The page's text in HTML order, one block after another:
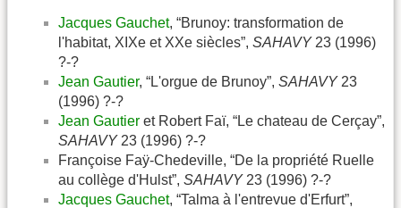
Jacques Gauchet, “Brunoy: transformation de
l'habitat, XIXe et XXe siècles”, SAHAVY23 (1996)
?-?
Jean Gautier, “L'orgue de Brunoy”, SAHAVY23
(1996) ?-?
Jean Gautier et Robert Faï, “Le chateau de Cerçay”,
SAHAVY23 (1996) ?-?
Françoise Faÿ-Chedeville, “De la propriété Ruelle
au collège d'Hulst”, SAHAVY23 (1996) ?-?
Jacques Gauchet, “Talma à l'entrevue d'Erfurt”,